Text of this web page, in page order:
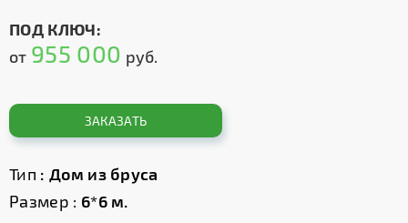
ПОД КЛЮЧ:
от 955 000 руб.
ЗАКАЗАТЬ
Тип : Дом из бруса
Размер : 6*6 м.